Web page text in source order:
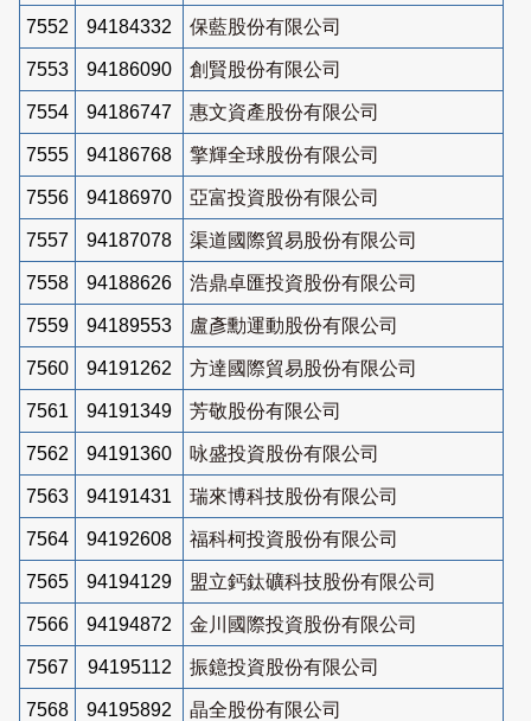
7552 94184332 保藍股份有限公司
7553 94186090 創賢股份有限公司
7554 94186747 惠文資產股份有限公司
7555 94186768 擎輝全球股份有限公司
7556 94186970 亞富投資股份有限公司
7557 94187078 渠道國際貿易股份有限公司
7558 94188626 浩鼎卓匯投資股份有限公司
7559 94189553 盧彥勳運動股份有限公司
7560 94191262 方達國際貿易股份有限公司
7561 94191349 芳敬股份有限公司
7562 94191360 咏盛投資股份有限公司
7563 94191431 瑞來博科技股份有限公司
7564 94192608 福科柯投資股份有限公司
7565 94194129 盟立鈣鈦礦科技股份有限公司
7566 94194872 金川國際投資股份有限公司
7567 94195112 振鐿投資股份有限公司
7568 94195892 晶全股份有限公司